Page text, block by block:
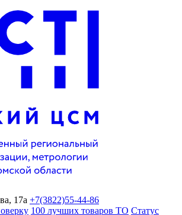
17а +7(3822)55-44-86
100 лучших товаров ТО Статус